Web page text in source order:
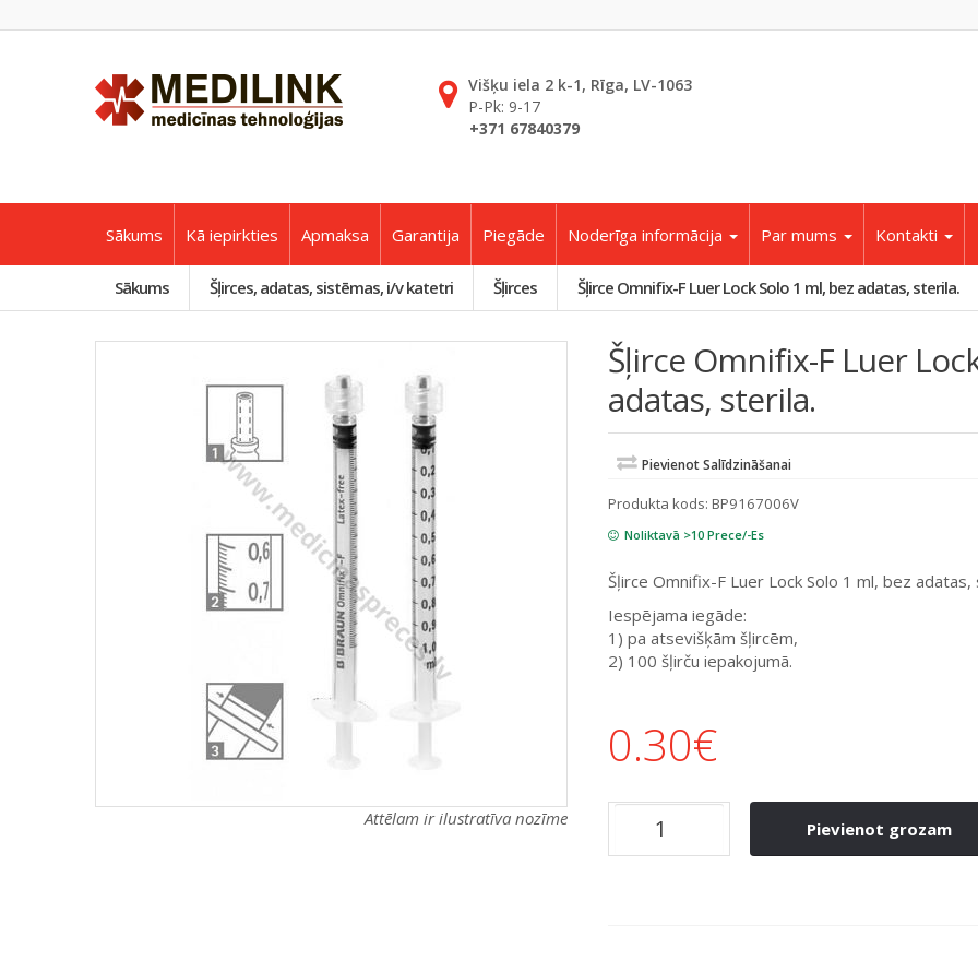
Višķu iela 2 k-1, Rīga, LV-1063
P-Pk: 9-17
+371 67840379
Sākums Kā iepirkties Apmaksa Garantija Piegāde Noderīga informācija Par mums Kontakti
Sākums Šļirces, adatas, sistēmas, i/v katetri Šļirces Šļirce Omnifix-F Luer Lock Solo 1 ml, bez adatas, sterila.
Attēlam ir ilustratīva nozīme
Šļirce Omnifix-F Luer
adatas, sterila.
Pievienot Salīdzināšanai
Produkta kods: BP9167006V
Noliktavā >10 Prece/-Es
Šļirce Omnifix-F Luer Lock Solo 1 ml, bez adatas,
Iespējama iegāde:
1) pa atsevišķām šļircēm,
2) 100 šļirču iepakojumā.
0.30€
Pievienot grozam